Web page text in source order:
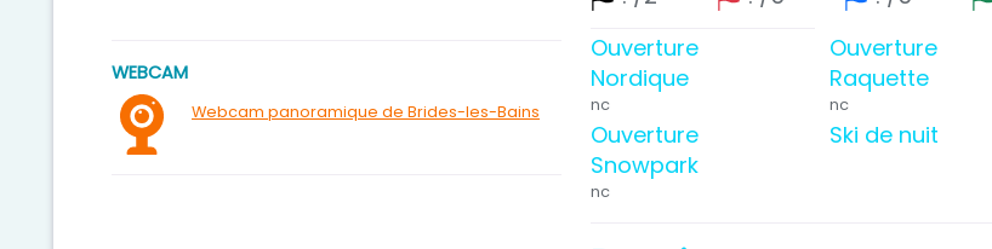
WEBCAM
Webcam panoramique de Brides-les-Bains
Ouverture
Nordique
nc
Ouverture
Raquette
nc
Ouverture
Snowpark
nc
Ski de nuit